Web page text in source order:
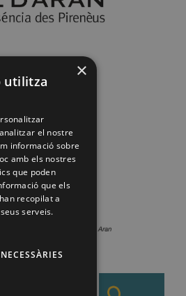
×
utilitza
el nostre
informació sobre
amb els nostres
que poden
que els
recopilat a
serveis.